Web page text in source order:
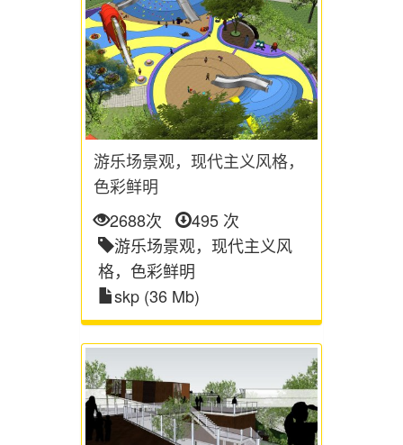
游乐场景观，现代主义风格，
色彩鲜明
2688次
495 次
游乐场景观，现代主义风
格，色彩鲜明
skp (36 Mb)